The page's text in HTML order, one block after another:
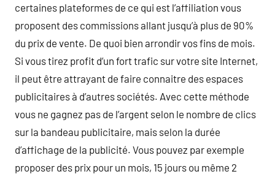
certaines plateformes de ce qui est l’affiliation vous
proposent des commissions allant jusqu’à plus de 90%
du prix de vente. De quoi bien arrondir vos fins de mois.
Si vous tirez profit d’un fort trafic sur votre site Internet,
il peut être attrayant de faire connaitre des espaces
publicitaires à d’autres sociétés. Avec cette méthode
vous ne gagnez pas de l’argent selon le nombre de clics
sur la bandeau publicitaire, mais selon la durée
d’affichage de la publicité. Vous pouvez par exemple
proposer des prix pour un mois, 15 jours ou même 2